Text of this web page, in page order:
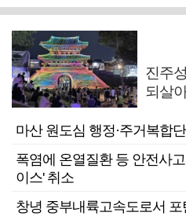
진주
되살
마산 원도심 행정·주거복합
폭염에 온열질환 등 안전사
이스' 취소
창녕 중부내륙고속도로서